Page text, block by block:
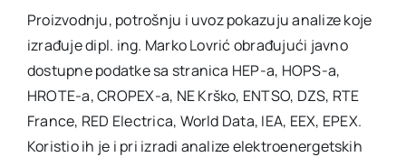
Proizvodnju, potrošnju i uvoz pokazuju analize koje
izrađuje dipl. ing. Marko Lovrić obrađujući javno
dostupne podatke sa stranica HEP-a, HOPS-a,
HROTE-a, CROPEX-a, NE Krško, ENTSO, DZS, RTE
France, RED Electrica, World Data, IEA, EEX, EPEX.
Koristio ih je i pri izradi analize elektroenergetskih